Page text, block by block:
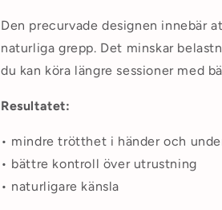
Den precurvade designen innebär
naturliga grepp. Det minskar
du kan köra längre sessioner med
Resultatet:
• mindre trötthet i händer och
• bättre kontroll över utrustning
• naturligare känsla